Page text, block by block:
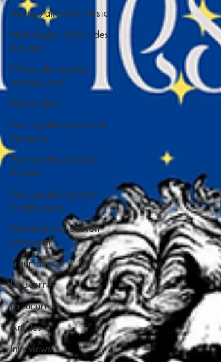
Manipulation/Perversion
Mythologie - Savoir des
Anciens
Philosopher par les
mythes grecs
Philosophie
Psychopathologie de la
Paranoïa
Psychopathologie du
Pouvoir
Psychopathologie du
Totalitarisme
Retrouver son pouvoir
personnel
Traumatisme
La Licorne
La Lucarne
Articles
Interviews